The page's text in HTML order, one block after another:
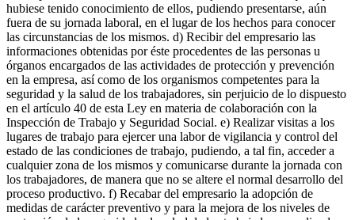
hubiese tenido conocimiento de ellos, pudiendo presentarse, aún
fuera de su jornada laboral, en el lugar de los hechos para conocer
las circunstancias de los mismos. d) Recibir del empresario las
informaciones obtenidas por éste procedentes de las personas u
órganos encargados de las actividades de protección y prevención
en la empresa, así como de los organismos competentes para la
seguridad y la salud de los trabajadores, sin perjuicio de lo dispuesto
en el artículo 40 de esta Ley en materia de colaboración con la
Inspección de Trabajo y Seguridad Social. e) Realizar visitas a los
lugares de trabajo para ejercer una labor de vigilancia y control del
estado de las condiciones de trabajo, pudiendo, a tal fin, acceder a
cualquier zona de los mismos y comunicarse durante la jornada con
los trabajadores, de manera que no se altere el normal desarrollo del
proceso productivo. f) Recabar del empresario la adopción de
medidas de carácter preventivo y para la mejora de los niveles de